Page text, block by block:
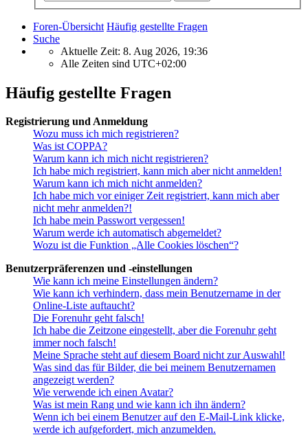
Foren-Übersicht Häufig gestellte Fragen
Suche
Aktuelle Zeit: 8. Aug 2026, 19:36
Alle Zeiten sind UTC+02:00
Häufig gestellte Fragen
Registrierung und Anmeldung
Wozu muss ich mich registrieren?
Was ist COPPA?
Warum kann ich mich nicht registrieren?
Ich habe mich registriert, kann mich aber nicht anmelden!
Warum kann ich mich nicht anmelden?
Ich habe mich vor einiger Zeit registriert, kann mich aber
nicht mehr anmelden?!
Ich habe mein Passwort vergessen!
Warum werde ich automatisch abgemeldet?
Wozu ist die Funktion „Alle Cookies löschen“?
Benutzerpräferenzen und -einstellungen
Wie kann ich meine Einstellungen ändern?
Wie kann ich verhindern, dass mein Benutzername in der
Online-Liste auftaucht?
Die Forenuhr geht falsch!
Ich habe die Zeitzone eingestellt, aber die Forenuhr geht
immer noch falsch!
Meine Sprache steht auf diesem Board nicht zur Auswahl!
Was sind das für Bilder, die bei meinem Benutzernamen
angezeigt werden?
Wie verwende ich einen Avatar?
Was ist mein Rang und wie kann ich ihn ändern?
Wenn ich bei einem Benutzer auf den E-Mail-Link klicke,
werde ich aufgefordert, mich anzumelden.